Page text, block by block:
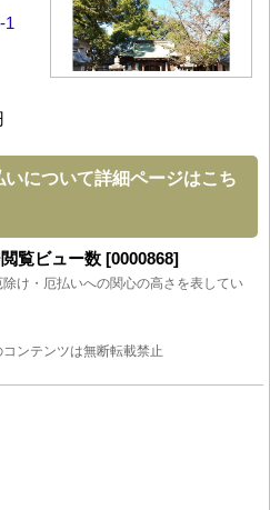
1
について詳細ページはこち
覧ビュー数 [0000868]
け・厄払いへの関心の高さを表してい
ンテンツは無断転載禁止